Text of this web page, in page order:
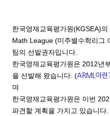
한국영재교육평가원(KGSEA)
Math League (미주별수학리그
팀의 선발권자입니다.
한국영재교육평가원은 2012년
을 선발해 왔습니다. (ARML이란
며
한국영재교육평가원은 이번
파견할 계획을 가지고 있습니다.